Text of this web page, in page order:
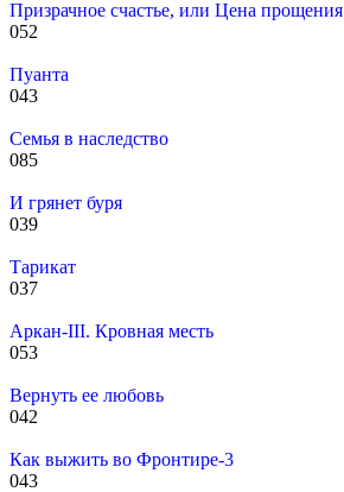
Призрачное счастье, или Цена прощения
052
Пуанта
043
Семья в наследство
085
И грянет буря
039
Тарикат
037
Аркан-III. Кровная месть
053
Вернуть ее любовь
042
Как выжить во Фронтире-3
043